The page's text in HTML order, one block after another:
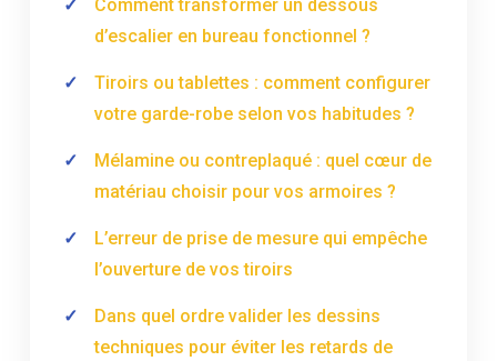
Comment transformer un dessous
d’escalier en bureau fonctionnel ?
Tiroirs ou tablettes : comment configurer
votre garde-robe selon vos habitudes ?
Mélamine ou contreplaqué : quel cœur de
matériau choisir pour vos armoires ?
L’erreur de prise de mesure qui empêche
l’ouverture de vos tiroirs
Dans quel ordre valider les dessins
techniques pour éviter les retards de